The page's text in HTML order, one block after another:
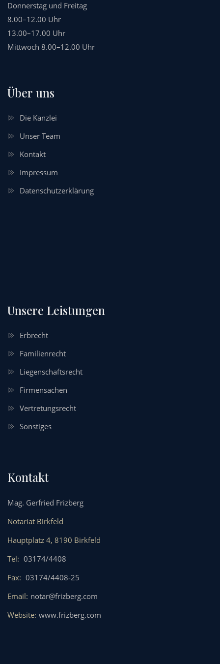
Donnerstag und Freitag
8.00–12.00 Uhr
13.00–17.00 Uhr
Mittwoch 8.00–12.00 Uhr
Über uns
Die Kanzlei
Unser Team
Kontakt
Impressum
Datenschutzerklärung
Unsere Leistungen
Erbrecht
Familienrecht
Liegenschaftsrecht
Firmensachen
Vertretungsrecht
Sonstiges
Kontakt
Mag. Gerfried Frizberg
Notariat Birkfeld
Hauptplatz 4, 8190 Birkfeld
Tel: 03174/4408
Fax: 03174/4408-25
Email: notar@frizberg.com
Website: www.frizberg.com